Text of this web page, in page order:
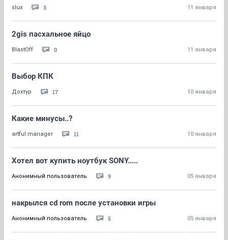
slux 3 11 января
2gis пасхальное яйцо
BlastOff 0 11 января
Выбор КПК
Дохтур 17 10 января
Какие минусы..?
artful manager 11 10 января
Хотел вот купить ноутбук SONY.....
Анонимный пользователь 9 05 января
накрылся сd rom после установки игры
Анонимный пользователь 5 05 января